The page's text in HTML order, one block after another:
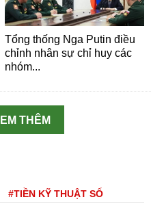
Tổng thống Nga Putin điều
chỉnh nhân sự chỉ huy các
nhóm...
THÊM
#TIỀN KỸ THUẬT SỐ